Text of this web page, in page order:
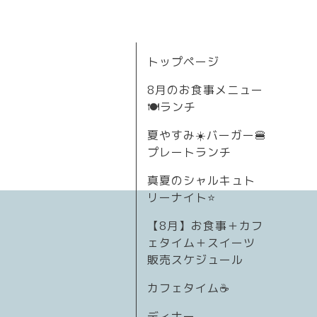
トップページ
8月のお食事メニュー
🍽ランチ
夏やすみ☀️バーガー🍔
プレートランチ
真夏のシャルキュト
リーナイト⭐
【8月】お食事＋カフ
ェタイム＋スイーツ
販売スケジュール
カフェタイム☕️